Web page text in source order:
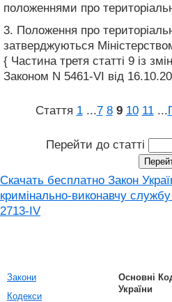
положеннями про
3. Положення про
затверджуються
{ Частина третя статті 9 із
Законом N 5461-VI від
Стаття 1 ...7 8 9 10 11 ...
Перейти до статті
Скачать бесплатно Закон
кримінально-виконавчу
2713-IV
Закони
Кодекси
Основні
України